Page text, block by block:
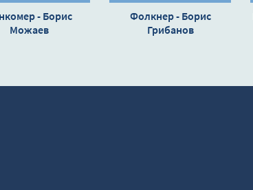
- Борис
Можаев
Фолкнер - Борис
Грибанов